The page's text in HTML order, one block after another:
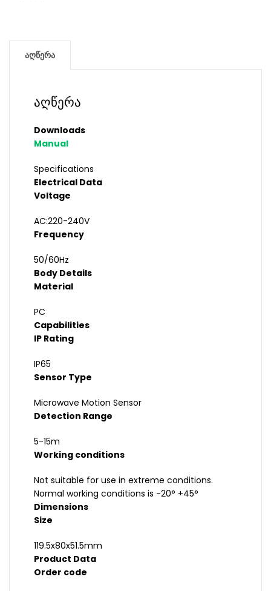
აღწერა
აღწერა
Downloads
Manual
Specifications
Electrical Data
Voltage
AC:220-240V
Frequency
50/60Hz
Body Details
Material
PC
Capabilities
IP Rating
IP65
Sensor Type
Microwave Motion Sensor
Detection Range
5-15m
Working conditions
Not suitable for use in extreme conditions.
Normal working conditions is -20° +45°
Dimensions
Size
119.5x80x51.5mm
Product Data
Order code